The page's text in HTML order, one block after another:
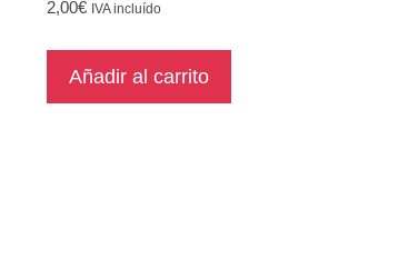
2,00€ IVA incluído
Añadir al carrito